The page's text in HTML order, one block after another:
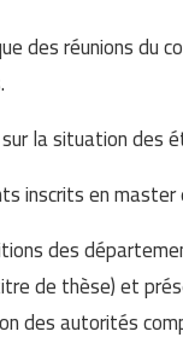
des réunions
la situation
inscrits en
des
de thèse) et
des autorités